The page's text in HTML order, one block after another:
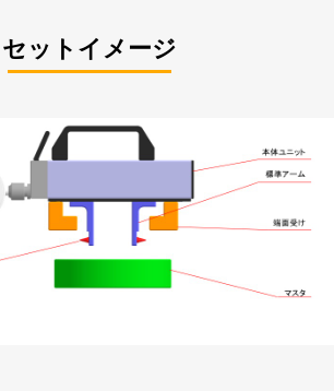
セットイメージ